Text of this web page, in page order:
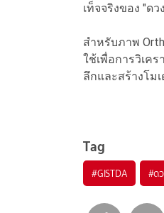
เท็จจริงของ "ด
สำหรับภาพ
ใช้เพื่อการวิเค
ลึกและสร้างโมเ
Tag
#GISTDA #ด